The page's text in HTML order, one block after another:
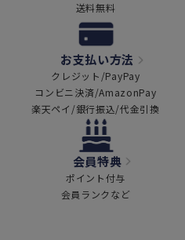
送料無料
お支払い方法
クレジット/PayPay
コンビニ決済/AmazonPay
楽天ペイ/銀行振込/代金引換
会員特典
ポイント付与
会員ランクなど